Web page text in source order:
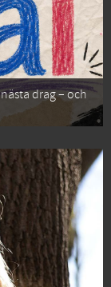
drag – och